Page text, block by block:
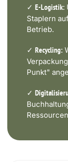
✓ E-Logistik:
Staplern
Betrieb.
✓ Recycling:
Punkt"
✓